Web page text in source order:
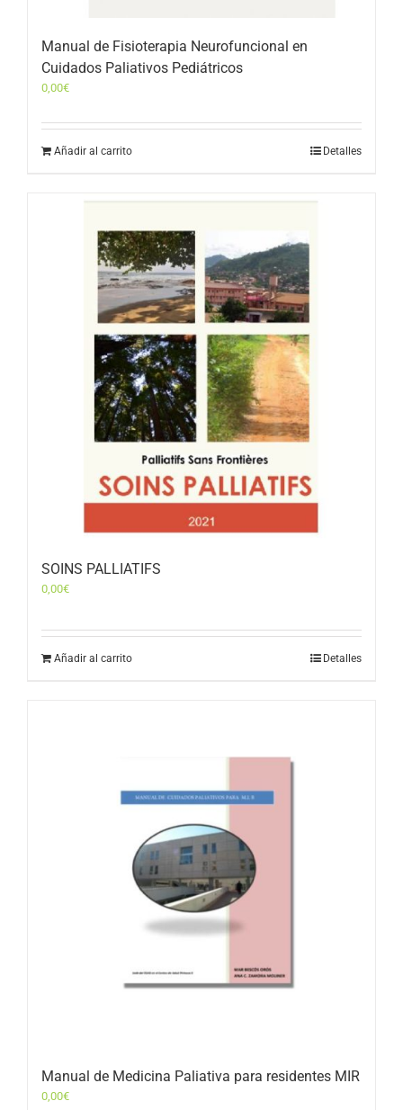
Manual de Fisioterapia Neurofuncional en
Cuidados Paliativos Pediátricos
0,00€
Añadir al carrito Detalles
SOINS PALLIATIFS
0,00€
Añadir al carrito Detalles
Manual de Medicina Paliativa para residentes MIR
0,00€